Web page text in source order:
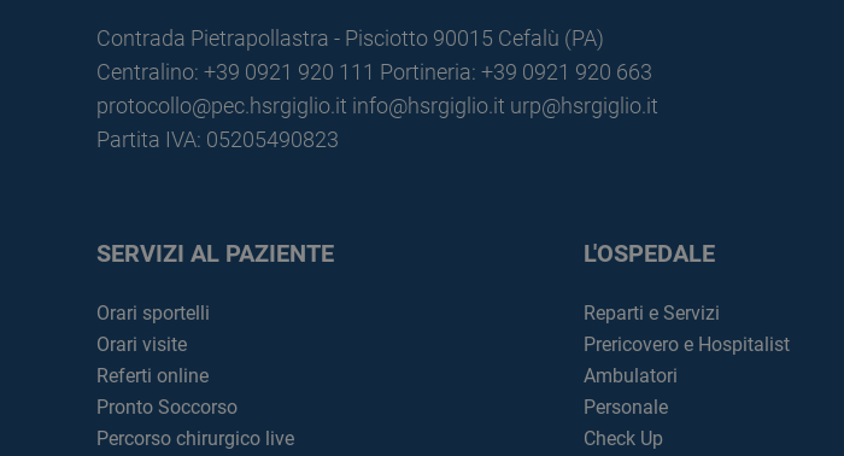
Contrada Pietrapollastra - Pisciotto 90015 Cefalù (PA)
Centralino: +39 0921 920 111 Portineria: +39 0921 920 663
protocollo@pec.hsrgiglio.it info@hsrgiglio.it urp@hsrgiglio.it
Partita IVA: 05205490823
SERVIZI AL PAZIENTE
Orari sportelli
Orari visite
Referti online
Pronto Soccorso
Percorso chirurgico live
L'OSPEDALE
Reparti e Servizi
Prericovero e Hospitalist
Ambulatori
Personale
Check Up